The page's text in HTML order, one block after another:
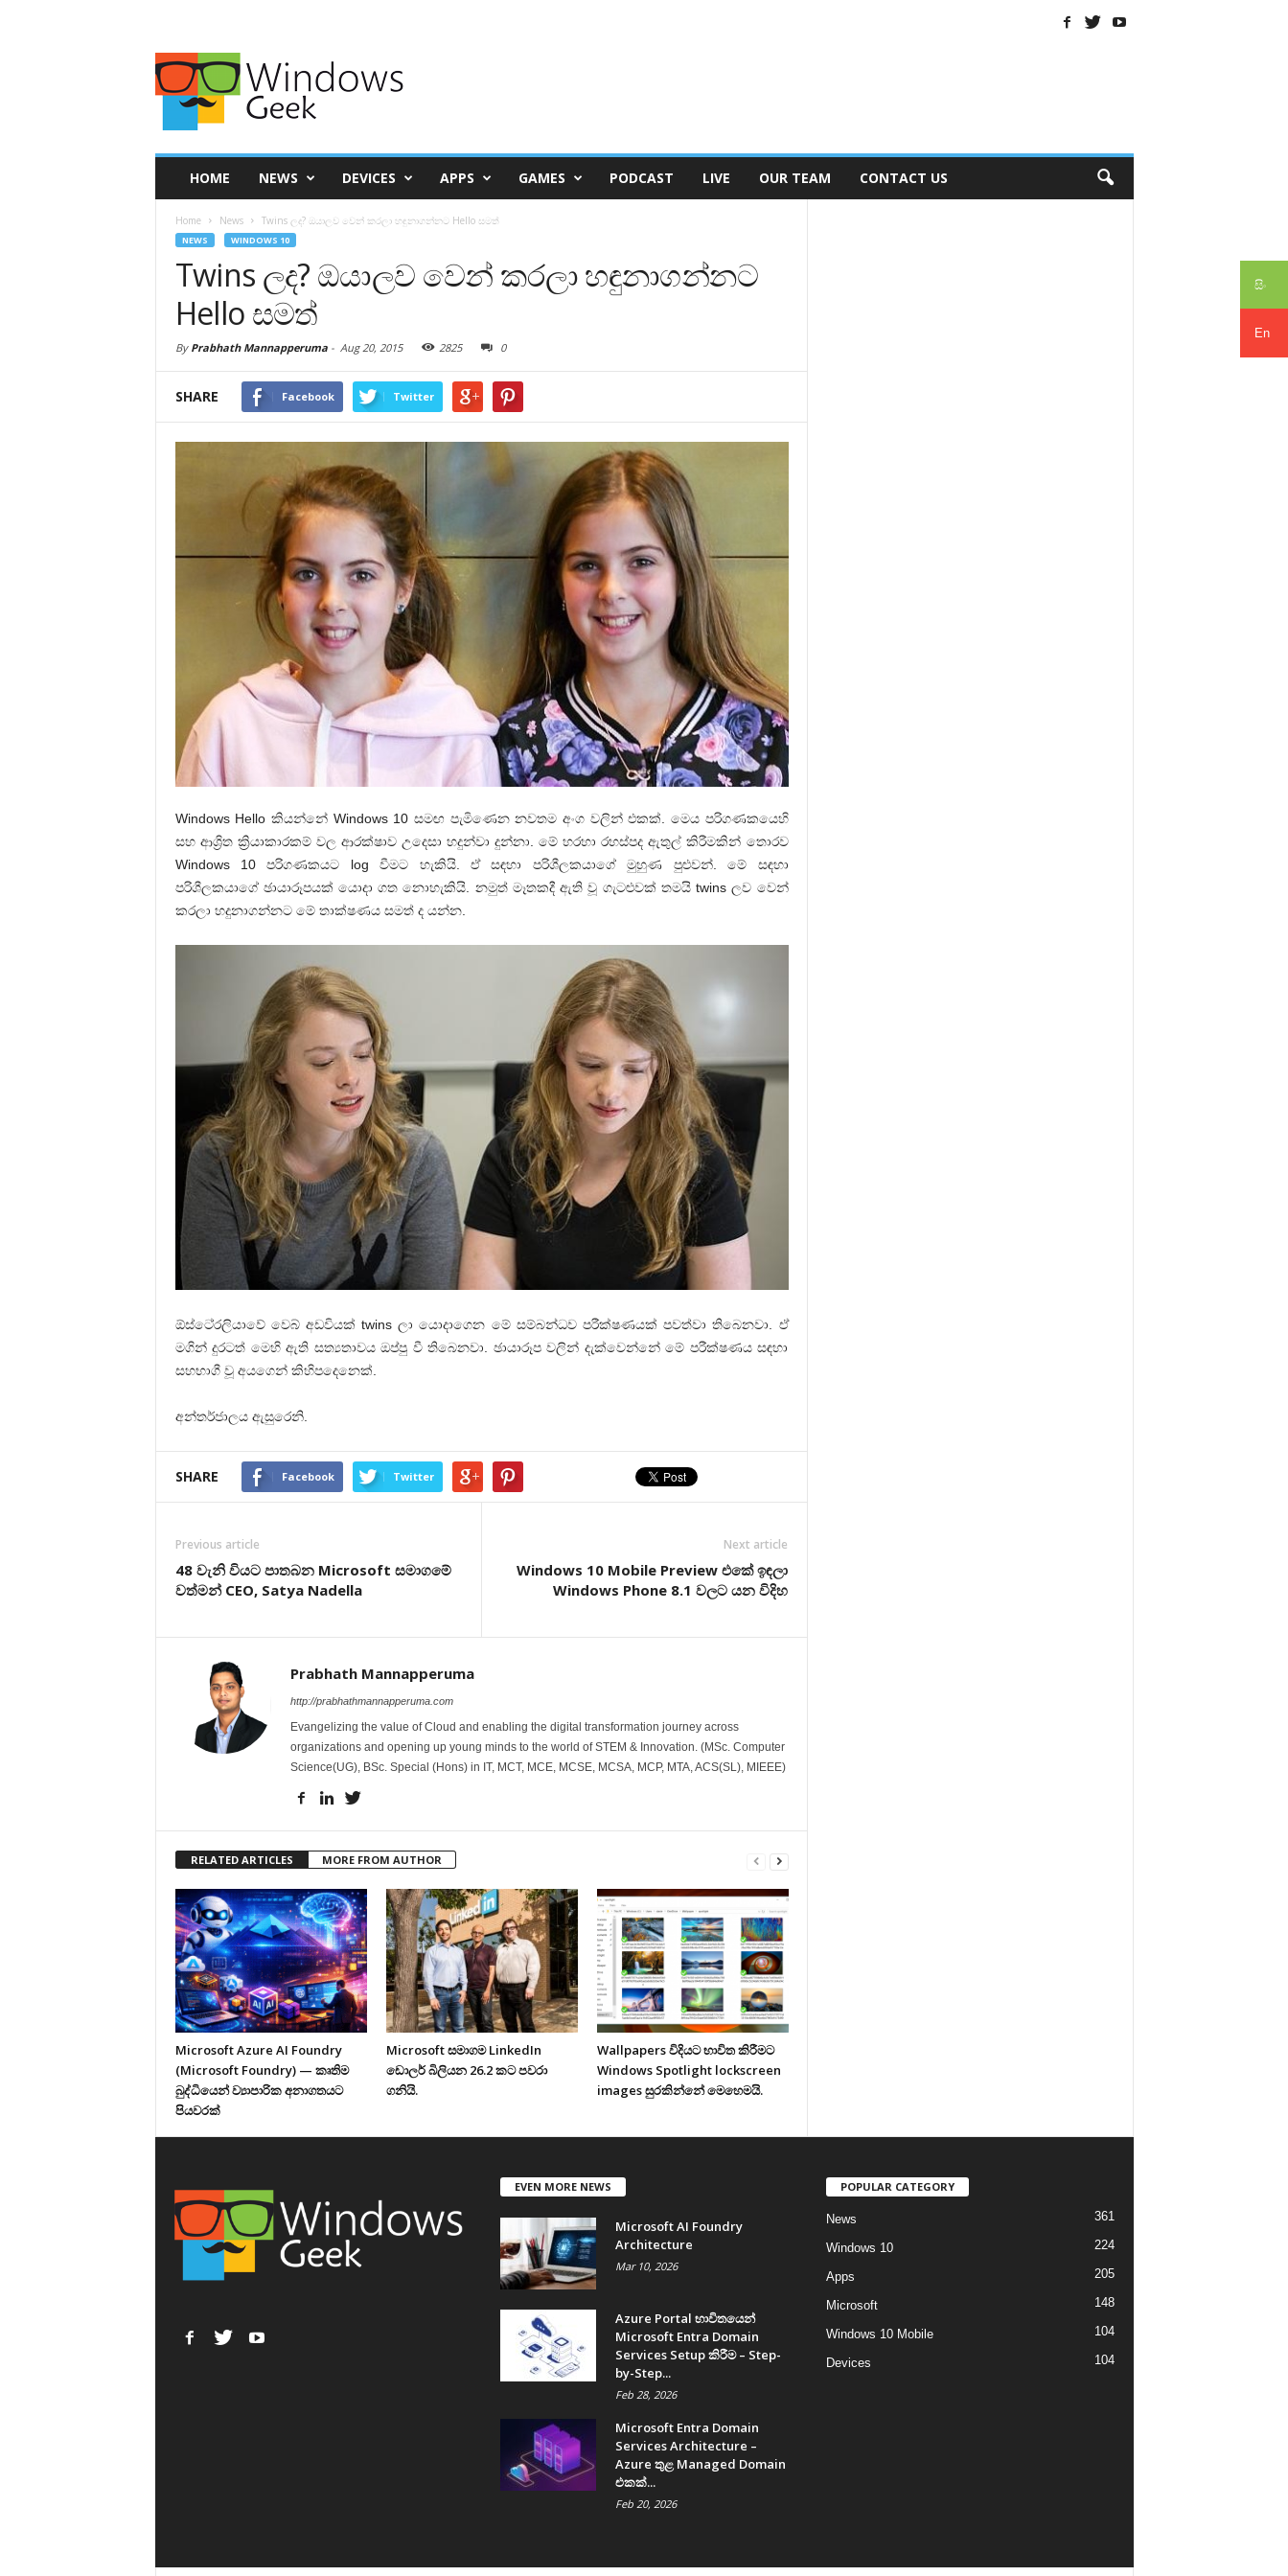
සිං
En
HOME NEWS DEVICES APPS GAMES PODCAST LIVE OUR TEAM CONTACT US
Home News Twins ලද? ඔයාලව වෙන් කරලා හඳුනාගන්නට Hello සමත්
NEWS WINDOWS 10
Twins ලද? ඔයාලව වෙන් කරලා හඳුනාගන්නට
Hello සමත්
By Prabhath Mannapperuma- Aug 20, 2015 2825 0
SHARE Facebook Twitter
Windows Hello කියන්නේ Windows 10 සමඟ පැමිණෙන නවතම අංග වලින් එකක්. මෙය පරිගණකයෙහි
සහ ආශ්‍රිත ක්‍රියාකාරකම් වල ආරක්ෂාව උදෙසා හදුන්වා දුන්නා. මේ හරහා රහස්පද ඇතුල් කිරීමකින් තොරව
Windows 10 පරිගණකයට log වීමට හැකියි. ඒ සඳහා පරිශීලකයාගේ මුහුණ පුළුවන්. මේ සඳහා
පරිශීලකයාගේ ඡායාරූපයක් යොදා ගත නොහැකියි. නමුත් මෑතකදී ඇති වූ ගැටළුවක් තමයි twins ලව වෙන්
කරලා හදුනාගන්නට මේ තාක්ෂණය සමත් ද යන්න.
ඕස්ටෙ‍්‍රලියාවේ වෙබ් අඩවියක් twins ලා යොදාගෙන මේ සම්බන්ධව පරීක්ෂණයක් පවත්වා තිබෙනවා. ඒ
මගින් දුරටත් මෙහි ඇති සත්‍යතාවය ඔප්පු වී තිබෙනවා. ඡායාරූප වලින් දැක්වෙන්නේ මේ පරීක්ෂණය සඳහා
සහභාගී වූ අයගෙන් කිහිපදෙනෙක්.
අන්තර්ජාලය ඇසුරෙනි.
SHARE Facebook Twitter
Previous article
48 වැනි වියට පාතබන Microsoft සමාගමේ
වත්මන් CEO, Satya Nadella
Next article
Windows 10 Mobile Preview එකේ ඉඳලා
Windows Phone 8.1 වලට යන විදිහ
Prabhath Mannapperuma
http://prabhathmannapperuma.com
Evangelizing the value of Cloud and enabling the digital transformation journey across
organizations and opening up young minds to the world of STEM & Innovation. (MSc. Computer
Science(UG), BSc. Special (Hons) in IT, MCT, MCE, MCSE, MCSA, MCP, MTA, ACS(SL), MIEEE)
RELATED ARTICLES MORE FROM AUTHOR
Microsoft Azure AI Foundry
(Microsoft Foundry) — කෘතිම
බුද්ධියෙන් ව්‍යාපාරික අනාගතයට
පියවරක්
Microsoft සමාගම LinkedIn
ඩොලර් බිලියන 26.2 කට පවරා
ගනියි.
Wallpapers විදියට භාවිත කිරීමට
Windows Spotlight lockscreen
images සුරකින්නේ මෙහෙමයි.
EVEN MORE NEWS
Microsoft AI Foundry
Architecture
Mar 10, 2026
Azure Portal භාවිතයෙන්
Microsoft Entra Domain
Services Setup කිරීම – Step-
by-Step...
Feb 28, 2026
Microsoft Entra Domain
Services Architecture –
Azure තුළ Managed Domain
එකක්...
Feb 20, 2026
POPULAR CATEGORY
News 361
Windows 10 224
Apps 205
Microsoft 148
Windows 10 Mobile 104
Devices 104